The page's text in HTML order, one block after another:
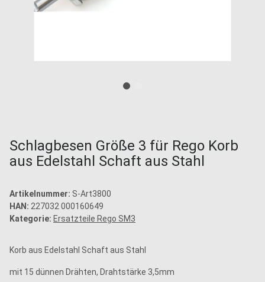
Schlagbesen Größe 3 für Rego Korb
aus Edelstahl Schaft aus Stahl
Artikelnummer: S-Art3800
HAN: 227032 000160649
Kategorie: Ersatzteile Rego SM3
Korb aus Edelstahl Schaft aus Stahl
mit 15 dünnen Drähten, Drahtstärke 3,5mm